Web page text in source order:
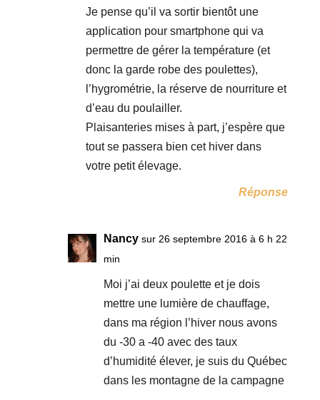
Je pense qu’il va sortir bientôt une
application pour smartphone qui va
permettre de gérer la température (et
donc la garde robe des poulettes),
l’hygrométrie, la réserve de nourriture et
d’eau du poulailler.
Plaisanteries mises à part, j’espère que
tout se passera bien cet hiver dans
votre petit élevage.
Réponse
Nancy sur 26 septembre 2016 à 6 h 22
min
Moi j’ai deux poulette et je dois
mettre une lumière de chauffage,
dans ma région l’hiver nous avons
du -30 a -40 avec des taux
d’humidité élever, je suis du Québec
dans les montagne de la campagne